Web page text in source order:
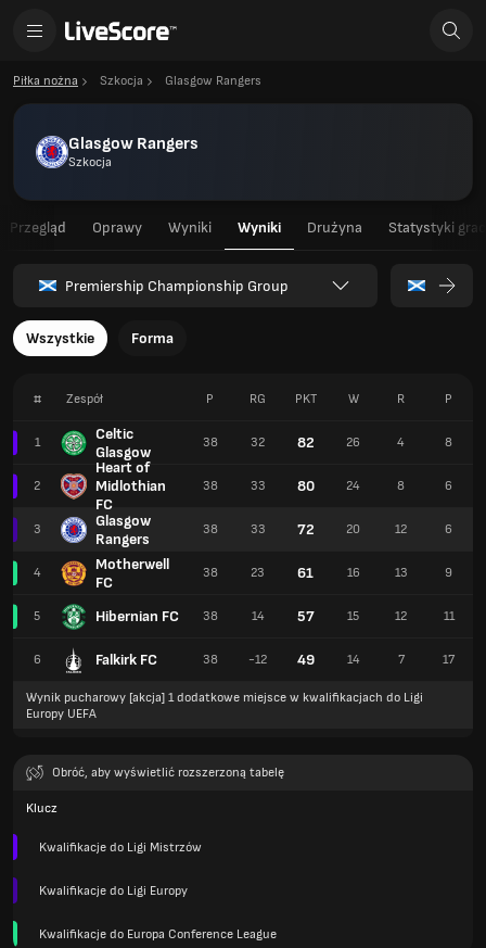
Piłka nożna Szkocja Glasgow Rangers
Glasgow Rangers
Szkocja
Przegląd Oprawy Wyniki Wyniki Drużyna Statystyki
Premiership Championship Group
Wszystkie Forma
# Zespół
1
Celtic
Glasgow
2
Heart of
Midlothian
FC
3
Glasgow
Rangers
4
Motherwell
FC
5 Hibernian FC
6 Falkirk FC
P RG PKT W R P
38 32 82 26 4 8
38 33 80 24 8 6
38 33 72 20 12 6
38 23 61 16 13 9
38 14 57 15 12 11
38 -12 49 14 7 17
Wynik pucharowy [akcja] 1 dodatkowe miejsce w kwalifikacjach do Ligi
Europy UEFA
Obróć, aby wyświetlić rozszerzoną tabelę
Klucz
Kwalifikacje do Ligi Mistrzów
Kwalifikacje do Ligi Europy
Kwalifikacje do Europa Conference League